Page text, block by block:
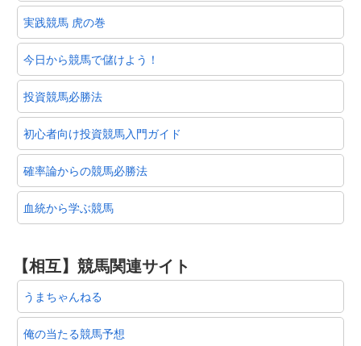
実践競馬 虎の巻
今日から競馬で儲けよう！
投資競馬必勝法
初心者向け投資競馬入門ガイド
確率論からの競馬必勝法
血統から学ぶ競馬
【相互】競馬関連サイト
うまちゃんねる
俺の当たる競馬予想